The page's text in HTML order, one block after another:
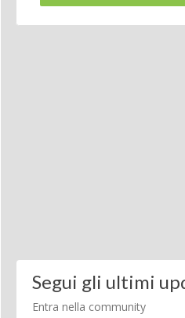
Segui gli ultimi
Entra nella community